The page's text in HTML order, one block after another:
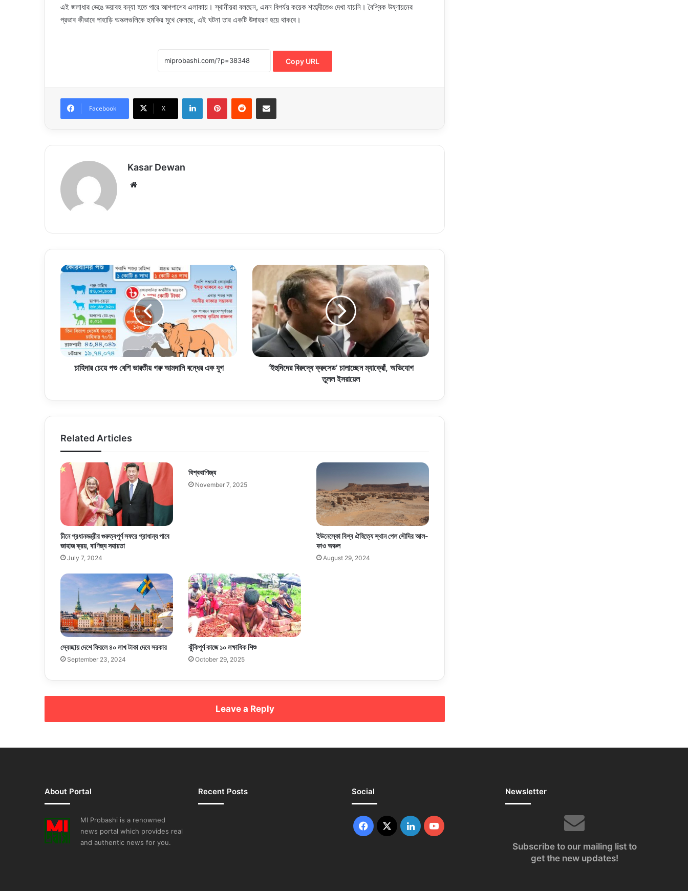
এই জলাধার ভেঙে ভয়াবহ বন্যা হতে পারে আশপাশের এলাকায়। স্থানীয়রা বলছেন, এমন বিপর্যয় কয়েক শতাব্দীতেও দেখা যায়নি। বৈশ্বিক উষ্ণায়নের
প্রভাব কীভাবে পাহাড়ি অঞ্চলগুলিকে হুমকির মুখে ফেলছে, এই ঘটনা তার একটি উদাহরণ হয়ে থাকবে।
Copy URL
Facebook X
LinkedInPinterestReddit Share via Email
Kasar Dewan
চাহিদার
বেশি
ভারতীয়
আমদানি
বন্ধের
চাহিদার চেয়ে পশু বেশি ভারতীয় গরু আমদানি বন্ধের এক যুগ
‘ইহুদিদের
ক্রুসেড’
চালাচ্ছেন
ম্যাক্রোঁ,
অভিযোগ
তুলল
ইসরায়েল
‘ইহুদিদের বিরুদ্ধে ক্রুসেড’ চালাচ্ছেন ম্যাক্রোঁ, অভিযোগ
তুলল ইসরায়েল
Related Articles
চীনে প্রধানমন্ত্রীর গুরুত্বপূর্ণ সফরে প্রাধান্য পাবে
জাহাজ ক্রয়, বাণিজ্য সহায়তা
July 7, 2024
বিশ্ববাণিজ্য
November 7, 2025
ইউনেস্কো বিশ্ব ঐহিত্যে স্থান পেল সৌদির আল-
ফাও অঞ্চল
August 29, 2024
স্বেচ্ছায় দেশে ফিরলে ৪০ লাখ টাকা দেবে সরকার
September 23, 2024
ঝুঁকিপূর্ণ কাজে ১০ লক্ষাধিক শিশু
October 29, 2025
Leave a Reply
About Portal
MI Probashi is a renowned
news portal which provides real
and authentic news for you.
Recent Posts Social
Facebook
X LinkedInYouTube
Newsletter
Subscribe to our mailing list to
get the new updates!